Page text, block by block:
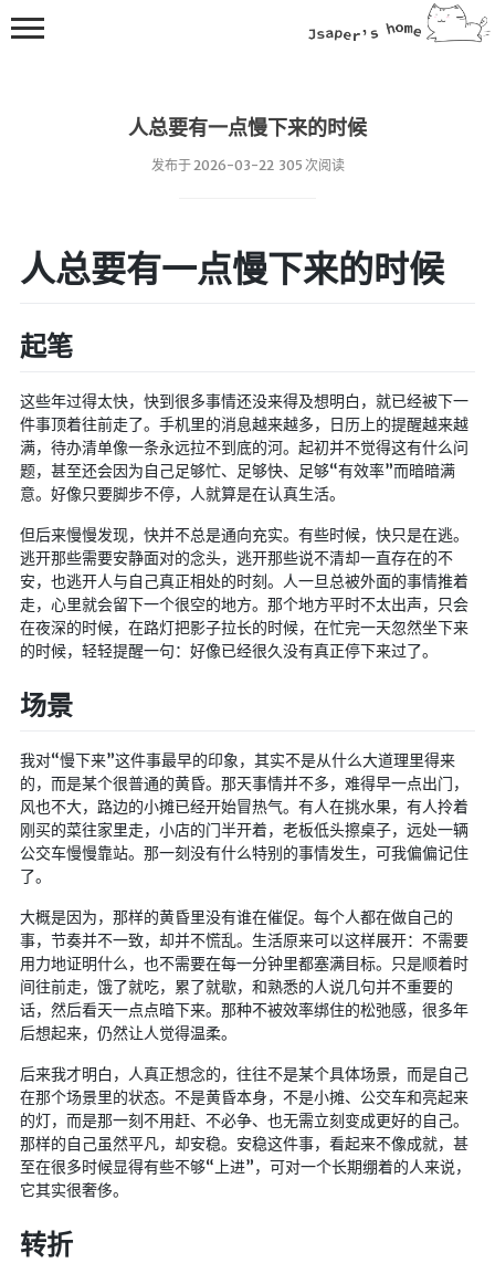
人总要有一点慢下来的时候
发布于 2026-03-22 305 次阅读
人总要有一点慢下来的时候
起笔
这些年过得太快，快到很多事情还没来得及想明白，就已经被下一
件事顶着往前走了。手机里的消息越来越多，日历上的提醒越来越
满，待办清单像一条永远拉不到底的河。起初并不觉得这有什么问
题，甚至还会因为自己足够忙、足够快、足够“有效率”而暗暗满
意。好像只要脚步不停，人就算是在认真生活。
但后来慢慢发现，快并不总是通向充实。有些时候，快只是在逃。
逃开那些需要安静面对的念头，逃开那些说不清却一直存在的不
安，也逃开人与自己真正相处的时刻。人一旦总被外面的事情推着
走，心里就会留下一个很空的地方。那个地方平时不太出声，只会
在夜深的时候，在路灯把影子拉长的时候，在忙完一天忽然坐下来
的时候，轻轻提醒一句：好像已经很久没有真正停下来过了。
场景
我对“慢下来”这件事最早的印象，其实不是从什么大道理里得来
的，而是某个很普通的黄昏。那天事情并不多，难得早一点出门，
风也不大，路边的小摊已经开始冒热气。有人在挑水果，有人拎着
刚买的菜往家里走，小店的门半开着，老板低头擦桌子，远处一辆
公交车慢慢靠站。那一刻没有什么特别的事情发生，可我偏偏记住
了。
大概是因为，那样的黄昏里没有谁在催促。每个人都在做自己的
事，节奏并不一致，却并不慌乱。生活原来可以这样展开：不需要
用力地证明什么，也不需要在每一分钟里都塞满目标。只是顺着时
间往前走，饿了就吃，累了就歇，和熟悉的人说几句并不重要的
话，然后看天一点点暗下来。那种不被效率绑住的松弛感，很多年
后想起来，仍然让人觉得温柔。
后来我才明白，人真正想念的，往往不是某个具体场景，而是自己
在那个场景里的状态。不是黄昏本身，不是小摊、公交车和亮起来
的灯，而是那一刻不用赶、不必争、也无需立刻变成更好的自己。
那样的自己虽然平凡，却安稳。安稳这件事，看起来不像成就，甚
至在很多时候显得有些不够“上进”，可对一个长期绷着的人来说，
它其实很奢侈。
转折
💻在线桌面
综合导航
合集网
鱼塘热榜
暗网导航
简易代理
网页代理
🎬在线影视
影视导航
星视界
在线影视备用
在线影视 备用1
在线影视 备用2
英美日韩剧
导航站
在线影视(失效)
电影下载